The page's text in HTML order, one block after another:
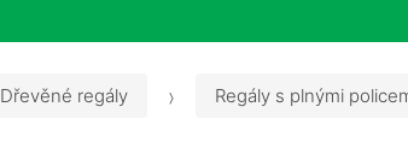
Dřevěné regály Regály s plnými